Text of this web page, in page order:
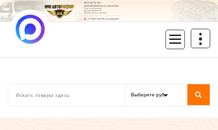
Перейти
к
содержимому